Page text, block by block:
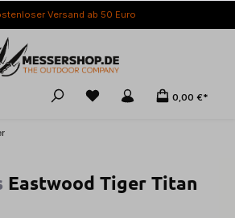
Versand ab 50 Euro
0,00 €*
Eastwood Tiger Titan